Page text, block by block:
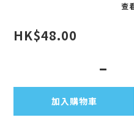
查
HK$48.00
加入購物車